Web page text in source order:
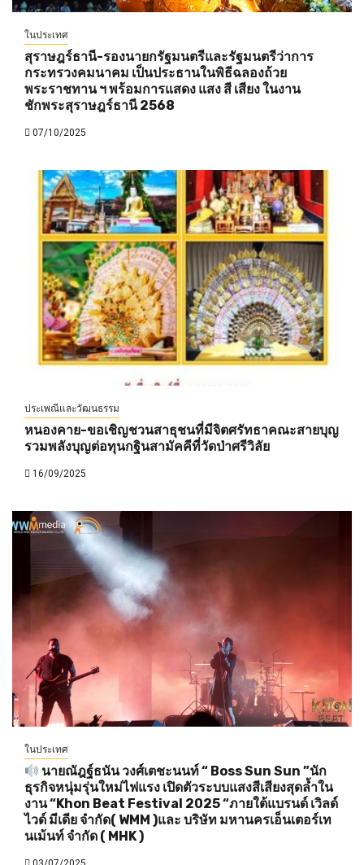
ในประเทศ
สุราษฎร์ธานี-รองนายกรัฐมนตรีและรัฐมนตรีว่าการ
กระทรวงคมนาคม เป็นประธานในพิธีฉลองถ้วย
พระราชทาน ฯ พร้อมการแสดง แสง สี เสียง ในงาน
ชักพระสุราษฎร์ธานี 2568
07/10/2025
ประเพณีและวัฒนธรรม
หนองคาย-ขอเชิญชวนสาธุชนที่มีจิตศรัทธาคณะสายบุญ
รวมพลังบุญต่อทุนกฐินสามัคคีที่วัดป่าศรีวิลัย
16/09/2025
ในประเทศ
นายณัฎฐ์ธนัน วงศ์เตชะนนท์ “ Boss Sun Sun ”นัก
ธุรกิจหนุ่มรุ่นใหม่ไฟแรง เปิดตัวระบบแสงสีเสียงสุดล้ำใน
งาน “Khon Beat Festival 2025 “ภายใต้แบรนด์ เวิลด์
ไวด์ มีเดีย จำกัด( WMM )และ บริษัท มหานครเอ็นเตอร์เท
นเม้นท์ จำกัด ( MHK )